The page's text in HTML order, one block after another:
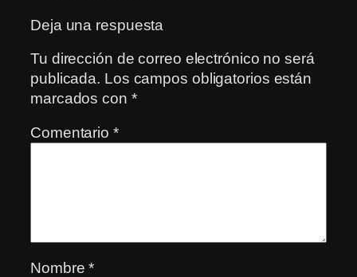
Deja una respuesta
Tu dirección de correo electrónico no será
publicada. Los campos obligatorios están
marcados con *
Comentario *
Nombre*